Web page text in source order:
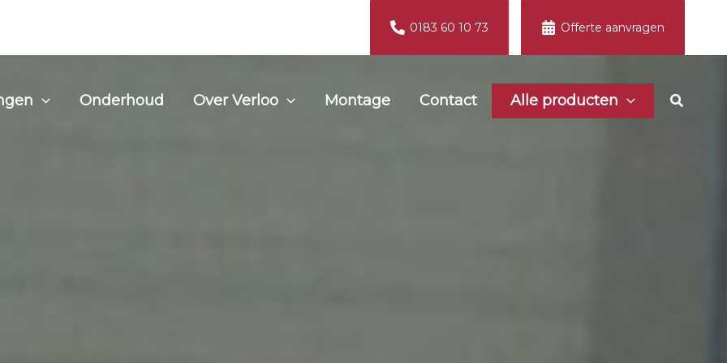
0183 60 10 73 Offerte aanvragen
Onderhoud Over Verloo Montage Contact Alle producten Zoeken